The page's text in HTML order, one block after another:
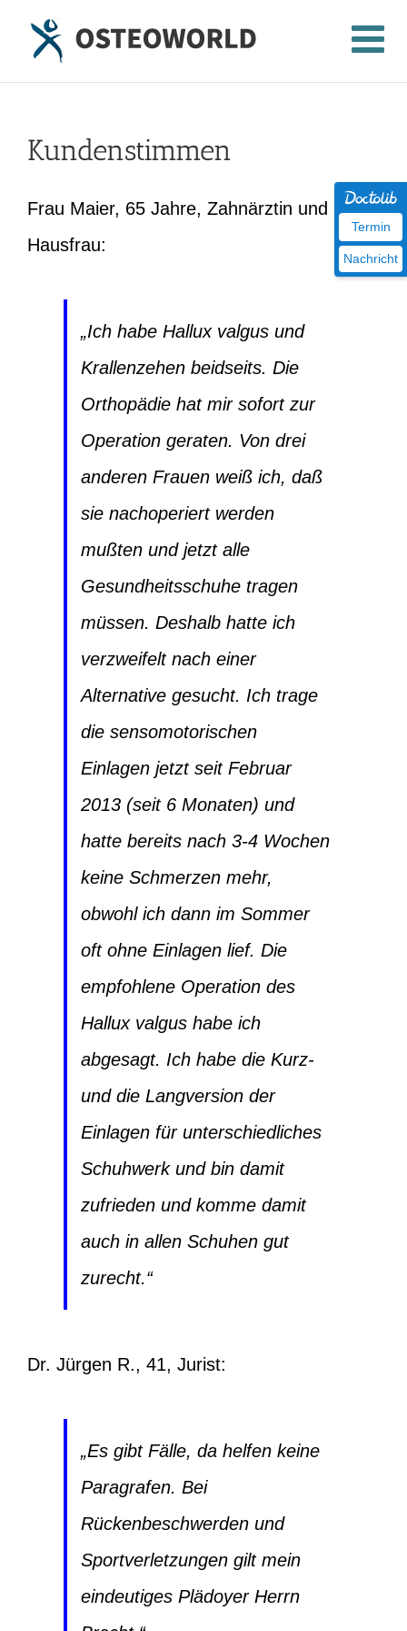
Inhalt
Kundenstimmen
Frau Maier, 65 Jahre, Zahnärztin und
Hausfrau:
„Ich habe Hallux valgus und
Krallenzehen beidseits. Die
Orthopädie hat mir sofort zur
Operation geraten. Von drei
anderen Frauen weiß ich, daß
sie nachoperiert werden
mußten und jetzt alle
Gesundheitsschuhe tragen
müssen. Deshalb hatte ich
verzweifelt nach einer
Alternative gesucht. Ich trage
die sensomotorischen
Einlagen jetzt seit Februar
2013 (seit 6 Monaten) und
hatte bereits nach 3-4 Wochen
keine Schmerzen mehr,
obwohl ich dann im Sommer
oft ohne Einlagen lief. Die
empfohlene Operation des
Hallux valgus habe ich
abgesagt. Ich habe die Kurz-
und die Langversion der
Einlagen für unterschiedliches
Schuhwerk und bin damit
zufrieden und komme damit
auch in allen Schuhen gut
zurecht.“
Dr. Jürgen R., 41, Jurist:
„Es gibt Fälle, da helfen keine
Paragrafen. Bei
Rückenbeschwerden und
Sportverletzungen gilt mein
eindeutiges Plädoyer Herrn
Termin
Nachricht